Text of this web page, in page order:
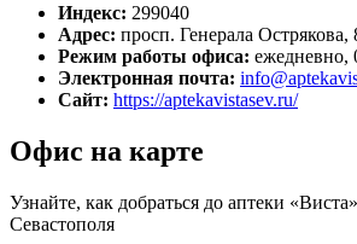
Индекс: 299040
Адрес: просп. Генерала Острякова,
Режим работы офиса: ежедневно,
Электронная почта:
Сайт: https://aptekavistasev.ru/
Офис на карте
Узнайте, как добраться до аптеки
Севастополя